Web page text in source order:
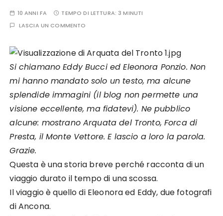
10 ANNI FA TEMPO DI LETTURA: 3 MINUTI
LASCIA UN COMMENTO
Si chiamano Eddy Bucci ed Eleonora Ponzio. Non
mi hanno mandato solo un testo, ma alcune
splendide immagini (il blog non permette una
visione eccellente, ma fidatevi). Ne pubblico
alcune: mostrano Arquata del Tronto, Forca di
Presta, il Monte Vettore. E lascio a loro la parola.
Grazie.
Questa è una storia breve perché racconta di un
viaggio durato il tempo di una scossa.
Il viaggio è quello di Eleonora ed Eddy, due fotografi
di Ancona.